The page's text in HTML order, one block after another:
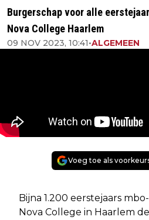
Burgerschap voor alle
Nova College Haarlem
09 NOV 2023, 10:41•ALGEMEEN
Voeg toe als
Bijna 1.200 eerstejaars
Nova College in Haarlem